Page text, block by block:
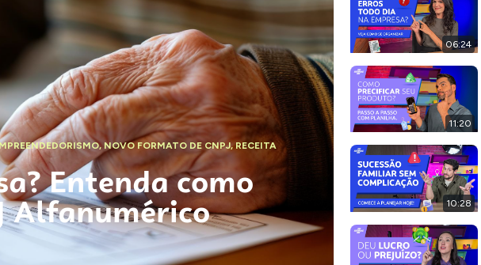
,NOVO FORMATO DE CNPJ,RECEITA
Entenda como
Alfanumérico
06:24
11:20
10:28